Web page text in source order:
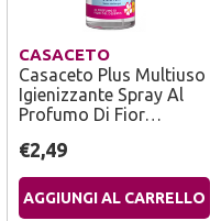
CASACETO
Casaceto Plus Multiuso
Igienizzante Spray Al
Profumo Di Fior…
€2,49
AGGIUNGI AL CARRELLO